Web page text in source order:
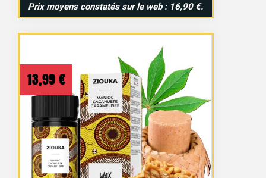
Prix moyens constatés sur le web : 16,90 €.
13,99 €